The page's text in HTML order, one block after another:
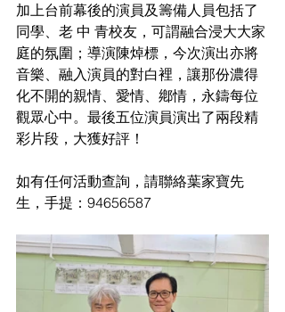
加上台前幕後的演員及籌備人員包括了
同學、老 中 青校友，可謂融合浸大大家
庭的氛圍；導演陳焯標，今次演出亦將
音樂、融入演員的對白裡，讓那份濃得
化不開的親情、愛情、鄕情，永鑄每位
觀眾心中。最後五位演員演出了兩段精
彩片段，大獲好評！
如有任何活動查詢，請聯絡葉家寶先
生，手提：94656587